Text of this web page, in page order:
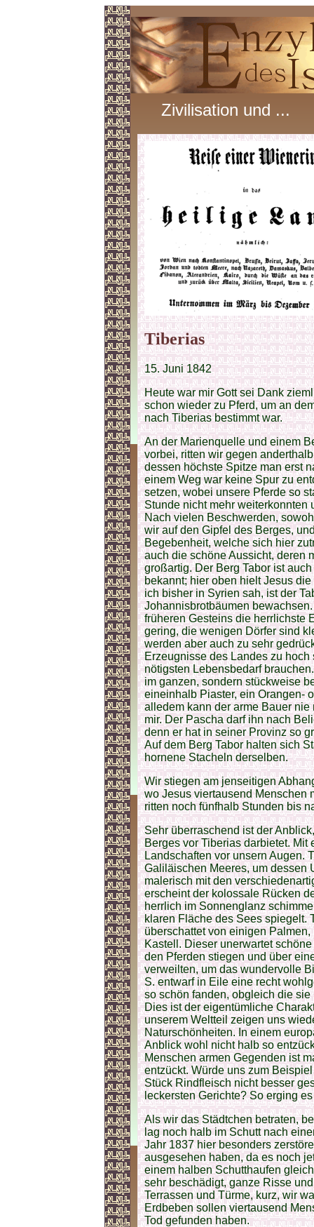
Zivilisation und ...
Tiberias
15. Juni 1842
Heute war mir Gott sei Dank
schon wieder zu Pferd, um an
nach Tiberias bestimmt war.
An der Marienquelle und einem
vorbei, ritten wir gegen
dessen höchste Spitze man erst
einem Weg war keine Spur zu
setzen, wobei unsere Pferde so
Stunde nicht mehr weiterkonnten
Nach vielen Beschwerden,
wir auf den Gipfel des Berges,
Begebenheit, welche sich hier
auch die schöne Aussicht, deren
großartig. Der Berg Tabor ist
bekannt; hier oben hielt Jesus
ich bisher in Syrien sah, ist der
Johannisbrotbäumen
früheren Gesteins die herrlichste
gering, die wenigen Dörfer sind
werden aber auch zu sehr
Erzeugnisse des Landes zu
nötigsten Lebensbedarf
im ganzen, sondern stückweise
eineinhalb Piaster, ein Orangen-
alledem kann der arme Bauer
mir. Der Pascha darf ihn nach
denn er hat in seiner Provinz so
Auf dem Berg Tabor halten sich
hornene Stacheln derselben.
Wir stiegen am jenseitigen
wo Jesus viertausend Menschen
ritten noch fünfhalb Stunden bis
Sehr überraschend ist der
Berges vor Tiberias darbietet.
Landschaften vor unsern Augen.
Galiläischen Meeres, um dessen
malerisch mit den
erscheint der kolossale Rücken
herrlich im Sonnenglanz
klaren Fläche des Sees spiegelt.
überschattet von einigen
Kastell. Dieser unerwartet
den Pferden stiegen und über
verweilten, um das wundervolle
S. entwarf in Eile eine recht
so schön fanden, obgleich die
Dies ist der eigentümliche
unserem Weltteil zeigen uns
Naturschönheiten. In einem
Anblick wohl nicht halb so
Menschen armen Gegenden ist
entzückt. Würde uns zum
Stück Rindfleisch nicht besser
leckersten Gerichte? So erging
Als wir das Städtchen betraten,
lag noch halb im Schutt nach
Jahr 1837 hier besonders
ausgesehen haben, da es noch
einem halben Schutthaufen
sehr beschädigt, ganze Risse
Terrassen und Türme, kurz, wir
Erdbeben sollen viertausend
Tod gefunden haben.